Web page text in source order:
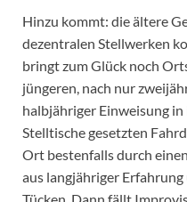
Hinzu kommt: die ältere
dezentralen Stellwerken
bringt zum Glück noch
jüngeren, nach nur
halbjähriger Einweisung
Stelltische gesetzten
Ort bestenfalls durch
aus langjähriger